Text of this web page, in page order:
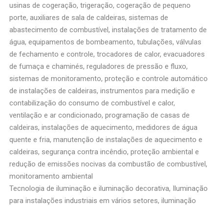
usinas de cogeração, trigeração, cogeração de pequeno
porte, auxiliares de sala de caldeiras, sistemas de
abastecimento de combustível, instalações de tratamento de
água, equipamentos de bombeamento, tubulações, válvulas
de fechamento e controle, trocadores de calor, evacuadores
de fumaça e chaminés, reguladores de pressão e fluxo,
sistemas de monitoramento, proteção e controle automático
de instalações de caldeiras, instrumentos para medição e
contabilização do consumo de combustível e calor,
ventilação e ar condicionado, programação de casas de
caldeiras, instalações de aquecimento, medidores de água
quente e fria, manutenção de instalações de aquecimento e
caldeiras, segurança contra incêndio, proteção ambiental e
redução de emissões nocivas da combustão de combustível,
monitoramento ambiental
Tecnologia de iluminação e iluminação decorativa, Iluminação
para instalações industriais em vários setores, iluminação